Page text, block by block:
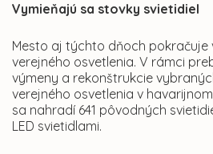
Vymieňajú sa stovky svietidiel
Mesto aj týchto dňoch pokračuje
verejného osvetlenia. V rámci
výmeny a rekonštrukcie
verejného osvetlenia v
sa nahradí 641 pôvodných
LED svietidlami.